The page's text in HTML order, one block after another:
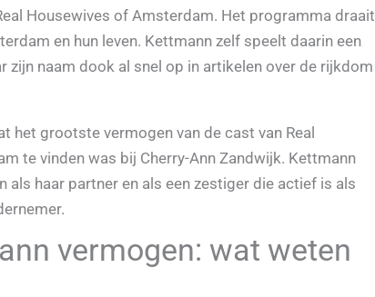
Housewives of Amsterdam. Het programma draait
en hun leven. Kettmann zelf speelt daarin een
zijn naam dook al snel op in artikelen over de rijkdom
het grootste vermogen van de cast van Real
te vinden was bij Cherry-Ann Zandwijk. Kettmann
als haar partner en als een zestiger die actief is als
vermogen: wat weten